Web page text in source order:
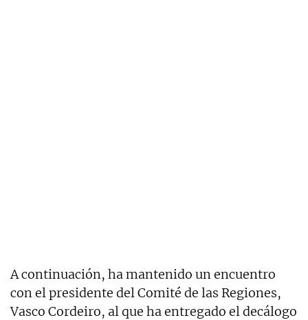
A continuación, ha mantenido un encuentro
con el presidente del Comité de las Regiones,
Vasco Cordeiro, al que ha entregado el decálogo